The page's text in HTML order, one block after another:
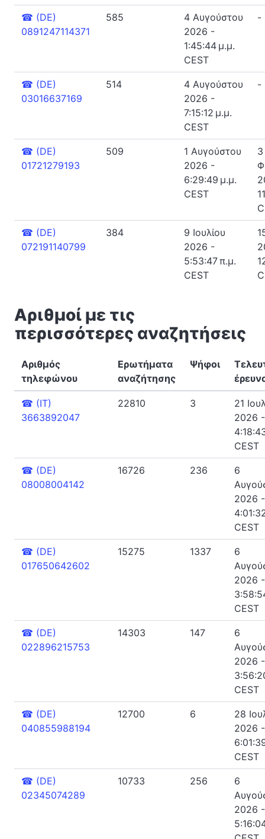
☎ (DE)
0891247114371
585
4 Αυγούστου
2026 -
1:45:44 μ.μ.
CEST
-
☎ (DE)
03016637169
514
4 Αυγούστου
2026 -
7:15:12 μ.μ.
CEST
-
☎ (DE)
01721279193
509
1 Αυγούστου
2026 -
6:29:49 μ.μ.
CEST
3
☎ (DE)
072191140799
384
9 Ιουλίου
2026 -
5:53:47 π.μ.
CEST
Αριθμοί με τις
περισσότερες αναζητήσεις
Αριθμός
τηλεφώνου
Ερωτήματα
αναζήτησης
Ψήφοι
☎ (IT)
3663892047
22810 3
21
2026 -
CEST
☎ (DE)
08008004142
16726 236
6
2026 -
CEST
☎ (DE)
017650642602
15275 1337
6
2026 -
CEST
☎ (DE)
022896215753
14303 147
6
2026 -
CEST
☎ (DE)
040855988194
12700 6
28
2026 -
CEST
☎ (DE)
02345074289
10733 256
6
2026 -